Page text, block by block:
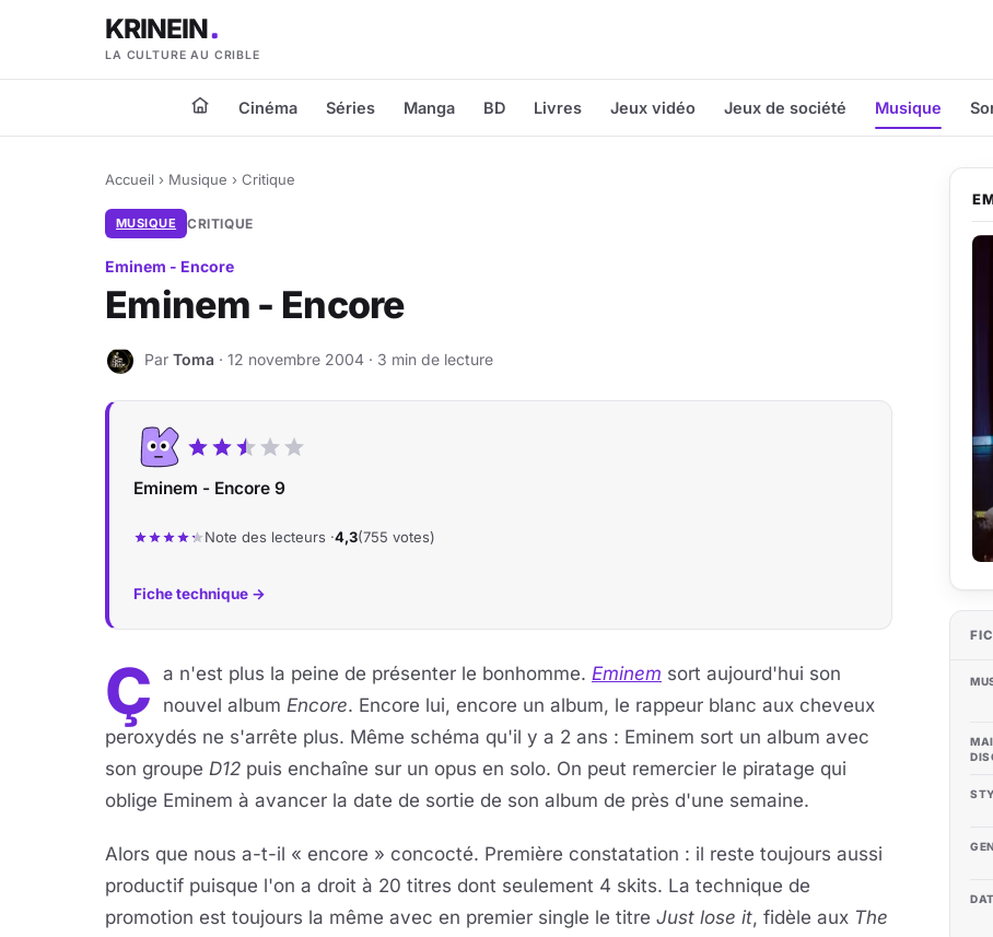
KRINEIN
LA CULTURE AU CRIBLE
Cinéma Séries Manga BD Livres Jeux vidéo Jeux de société Musique
Accueil › Musique › Critique
MUSIQUE CRITIQUE
Eminem - Encore
Eminem - Encore
T Par Toma · 12 novembre 2004 · 3 min de lecture
Eminem - Encore 9
Note des lecteurs ·4,3(755 votes)
Fiche technique →
Ç a n'est plus la peine de présenter le bonhomme. Eminem sort aujourd'hui son
nouvel album Encore. Encore lui, encore un album, le rappeur blanc aux cheveux
peroxydés ne s'arrête plus. Même schéma qu'il y a 2 ans : Eminem sort un album avec
son groupe D12 puis enchaîne sur un opus en solo. On peut remercier le piratage qui
oblige Eminem à avancer la date de sortie de son album de près d'une semaine.
Alors que nous a-t-il « encore » concocté. Première constatation : il reste toujours aussi
productif puisque l'on a droit à 20 titres dont seulement 4 skits. La technique de
promotion est toujours la même avec en premier single le titre Just lose it, fidèle aux The